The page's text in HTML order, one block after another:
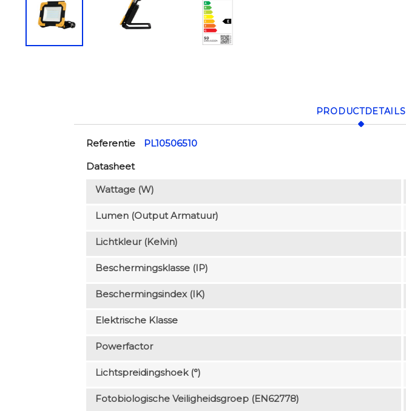
PRODUCTDETAILS
Referentie
PL10506510
Datasheet
Wattage (W)
Lumen (output Armatuur)
Lichtkleur (Kelvin)
Beschermingsklasse (IP)
Beschermingsindex (IK)
Elektrische Klasse
Powerfactor
Lichtspreidingshoek (°)
Fotobiologische Veiligheidsgroep (EN62778)